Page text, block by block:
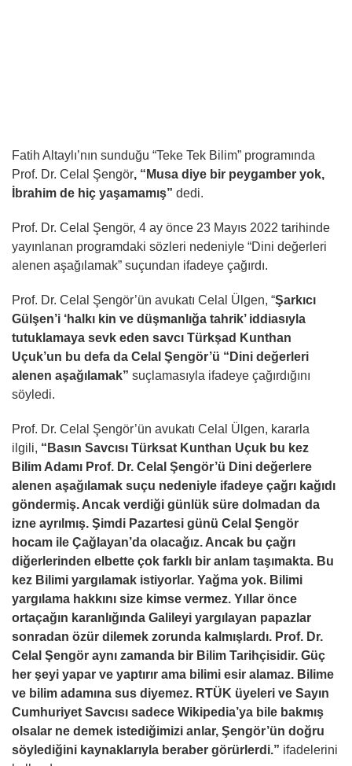
Fatih Altaylı’nın sunduğu “Teke Tek Bilim” programında
Prof. Dr. Celal Şengör, “Musa diye bir peygamber yok,
İbrahim de hiç yaşamamış” dedi.
Prof. Dr. Celal Şengör, 4 ay önce 23 Mayıs 2022 tarihinde
yayınlanan programdaki sözleri nedeniyle “Dini değerleri
alenen aşağılamak” suçundan ifadeye çağırdı.
Prof. Dr. Celal Şengör’ün avukatı Celal Ülgen, “Şarkıcı
Gülşen’i ‘halkı kin ve düşmanlığa tahrik’ iddiasıyla
tutuklamaya sevk eden savcı Türkşad Kunthan
Uçuk’un bu defa da Celal Şengör’ü “Dini değerleri
alenen aşağılamak” suçlamasıyla ifadeye çağırdığını
söyledi.
Prof. Dr. Celal Şengör’ün avukatı Celal Ülgen, kararla
ilgili, “Basın Savcısı Türksat Kunthan Uçuk bu kez
Bilim Adamı Prof. Dr. Celal Şengör’ü Dini değerlere
alenen aşağılamak suçu nedeniyle ifadeye çağrı kağıdı
göndermiş. Ancak verdiği günlük süre dolmadan da
izne ayrılmış. Şimdi Pazartesi günü Celal Şengör
hocam ile Çağlayan’da olacağız. Ancak bu çağrı
diğerlerinden elbette çok farklı bir anlam taşımakta. Bu
kez Bilimi yargılamak istiyorlar. Yağma yok. Bilimi
yargılama hakkını size kimse vermez. Yıllar önce
ortaçağın karanlığında Galileyi yargılayan papazlar
sonradan özür dilemek zorunda kalmışlardı. Prof. Dr.
Celal Şengör aynı zamanda bir Bilim Tarihçisidir. Güç
her şeyi yapar ve yaptırır ama bilimi esir alamaz. Bilime
ve bilim adamına sus diyemez. RTÜK üyeleri ve Sayın
Cumhuriyet Savcısı sadece Wikipedia’ya bile bakmış
olsalar ne demek istediğimizi anlar, Şengör’ün doğru
söylediğini kaynaklarıyla beraber görürlerdi.” ifadelerini